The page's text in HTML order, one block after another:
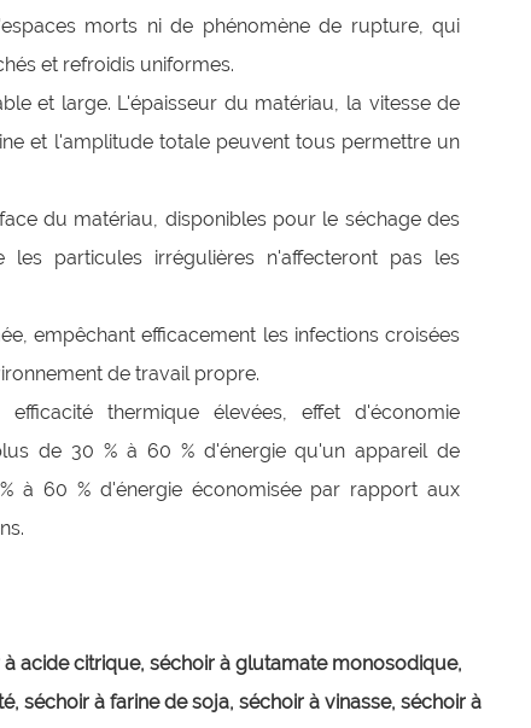
morts ni de phénomène de rupture, qui
et refroidis uniformes.
et large. L'épaisseur du matériau, la vitesse de
et l'amplitude totale peuvent tous permettre un
du matériau, disponibles pour le séchage des
les particules irrégulières n'affecteront pas les
empêchant efficacement les infections croisées
de travail propre.
thermique élevées, effet d'économie
de 30 % à 60 % d'énergie qu'un appareil de
à 60 % d'énergie économisée par rapport aux
acide citrique, séchoir à glutamate monosodique,
séchoir à farine de soja, séchoir à vinasse, séchoir à